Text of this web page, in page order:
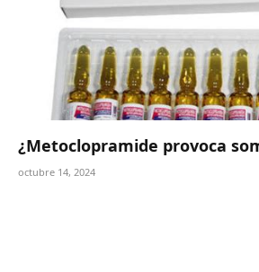
¿Metoclopramide provoca
octubre 14, 2024